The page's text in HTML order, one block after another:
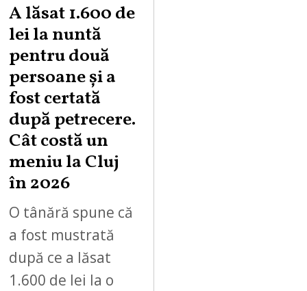
A lăsat 1.600 de
lei la nuntă
pentru două
persoane și a
fost certată
după petrecere.
Cât costă un
meniu la Cluj
în 2026
O tânără spune că
a fost mustrată
după ce a lăsat
1.600 de lei la o